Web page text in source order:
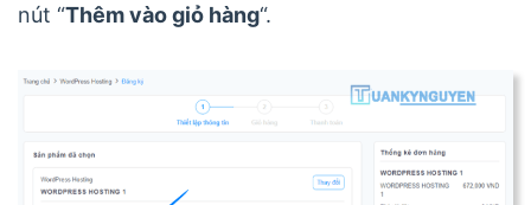
nút “Thêm vào giỏ hàng“.